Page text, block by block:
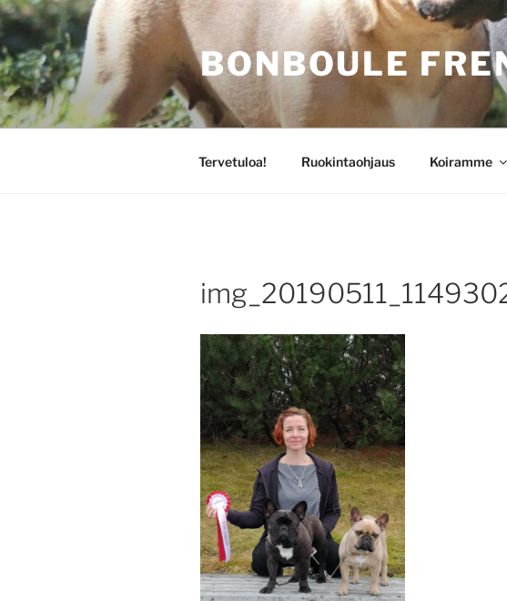
Siirry
sisältöön
BONBOULE
Tervetuloa! Ruokintaohjaus Koiramme